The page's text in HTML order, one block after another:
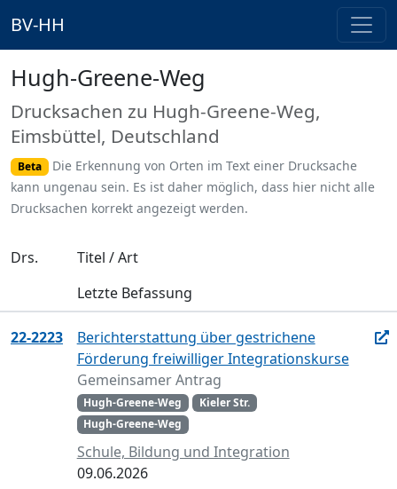
BV-HH
Hugh-Greene-Weg
Drucksachen zu Hugh-Greene-Weg,
Eimsbüttel, Deutschland
Beta
Die Erkennung von Orten im Text einer Drucksache
kann ungenau sein. Es ist daher möglich, dass hier nicht alle
Drucksachen korrekt angezeigt werden.
Drs.
Titel / Art
Letzte Befassung
22-2223
Berichterstattung über gestrichene
Förderung freiwilliger Integrationskurse
Gemeinsamer Antrag
Hugh-Greene-Weg
Kieler Str.
Hugh-Greene-Weg
Schule, Bildung und Integration
09.06.2026